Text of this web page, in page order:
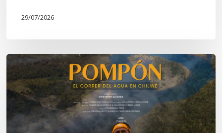
29/07/2026
Estreno
documental
en
Temuco:
“Pompón,